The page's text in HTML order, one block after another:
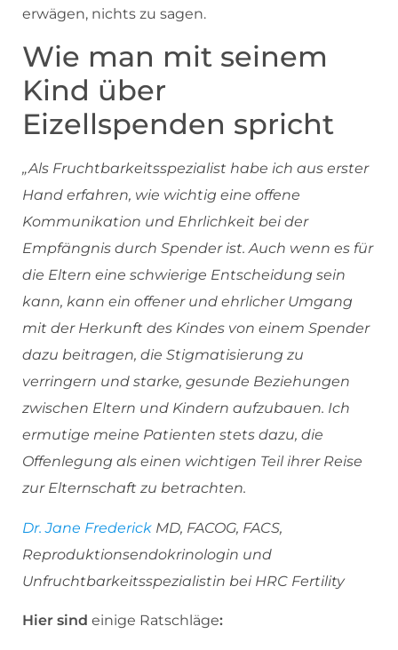
erwägen, nichts zu sagen.
Wie man mit seinem
Kind über
Eizellspenden spricht
„Als Fruchtbarkeitsspezialist habe ich aus erster
Hand erfahren, wie wichtig eine offene
Kommunikation und Ehrlichkeit bei der
Empfängnis durch Spender ist. Auch wenn es für
die Eltern eine schwierige Entscheidung sein
kann, kann ein offener und ehrlicher Umgang
mit der Herkunft des Kindes von einem Spender
dazu beitragen, die Stigmatisierung zu
verringern und starke, gesunde Beziehungen
zwischen Eltern und Kindern aufzubauen. Ich
ermutige meine Patienten stets dazu, die
Offenlegung als einen wichtigen Teil ihrer Reise
zur Elternschaft zu betrachten.
Dr. Jane Frederick MD, FACOG, FACS,
Reproduktionsendokrinologin und
Unfruchtbarkeitsspezialistin bei HRC Fertility
Hier sind einige Ratschläge: